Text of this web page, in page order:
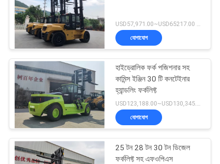
যোগাযোগ
হাইড্রোলিক ফর্ক পজিশনার সহ
কামিন্স ইঞ্জিন 30 টি কনটেইনার
হ্যান্ডলিং ফর্কলিফ্ট
USD123,188.00~USD130,345.00/ Unit MOQ:1 একক
যোগাযোগ
25 টন 28 টন 30 টন ডিজেল
ফর্কলিফ্ট সহ এফওপিএস